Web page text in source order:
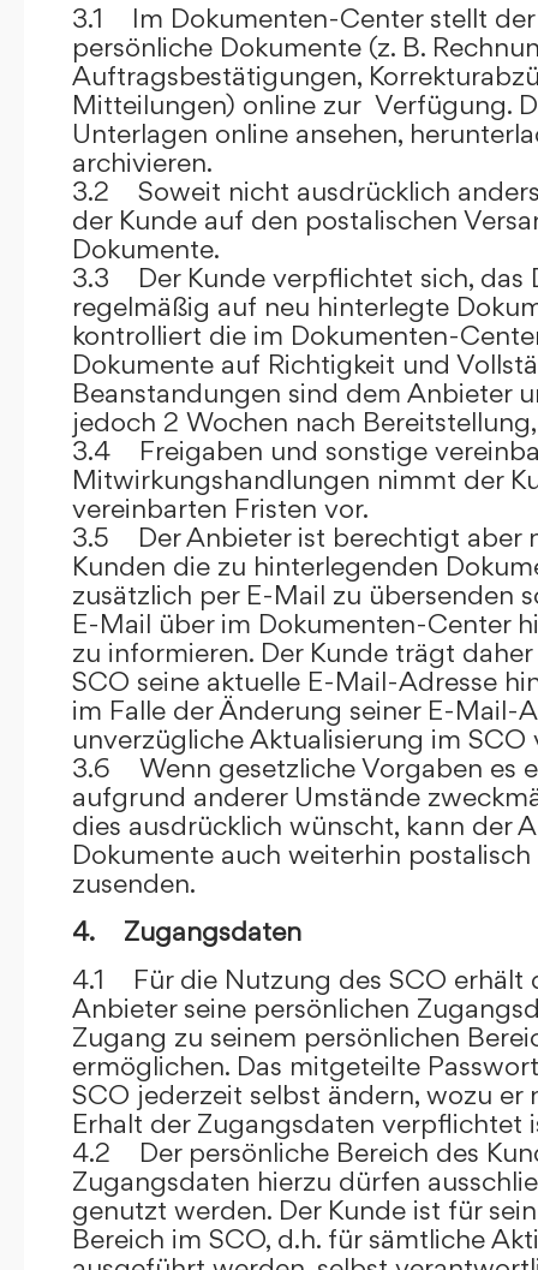
3.1 Im Dokumenten-Center stellt
persönliche Dokumente (z. B.
Auftragsbestätigungen,
Mitteilungen) online zur Verfügung.
Unterlagen online ansehen,
archivieren.
3.2 Soweit nicht ausdrücklich
der Kunde auf den postalischen
Dokumente.
3.3 Der Kunde verpflichtet sich, das
regelmäßig auf neu hinterlegte
kontrolliert die im Dokumenten-
Dokumente auf Richtigkeit und
Beanstandungen sind dem Anbieter
jedoch 2 Wochen nach
3.4 Freigaben und sonstige
Mitwirkungshandlungen nimmt der
vereinbarten Fristen vor.
3.5 Der Anbieter ist berechtigt aber
Kunden die zu hinterlegenden
zusätzlich per E-Mail zu übersenden
E-Mail über im Dokumenten-Center
zu informieren. Der Kunde trägt
SCO seine aktuelle E-Mail-Adresse
im Falle der Änderung seiner E-Mail-
unverzügliche Aktualisierung im SCO
3.6 Wenn gesetzliche Vorgaben es
aufgrund anderer Umstände
dies ausdrücklich wünscht, kann der
Dokumente auch weiterhin
zusenden.
4. Zugangsdaten
4.1 Für die Nutzung des SCO erhält
Anbieter seine persönlichen
Zugang zu seinem persönlichen
ermöglichen. Das mitgeteilte
SCO jederzeit selbst ändern, wozu er
Erhalt der Zugangsdaten verpflichtet
4.2 Der persönliche Bereich des
Zugangsdaten hierzu dürfen
genutzt werden. Der Kunde ist für
Bereich im SCO, d.h. für sämtliche